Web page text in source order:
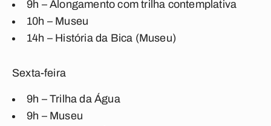
9h – Alongamento com trilha contemplativa
10h – Museu
14h – História da Bica (Museu)
Sexta-feira
9h – Trilha da Água
9h – Museu